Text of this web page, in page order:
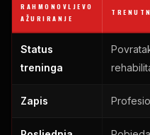
RAHMONOVLJEVO
AŽURIRANJE
Status
treninga
Zapis